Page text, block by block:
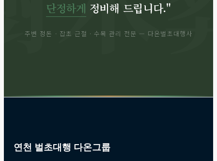
단정하게 정비해 드립니다."
주변 정돈 · 잡초 근절 · 수목 관리 전문 — 다온벌초대행사
연천 벌초대행 다온그룹